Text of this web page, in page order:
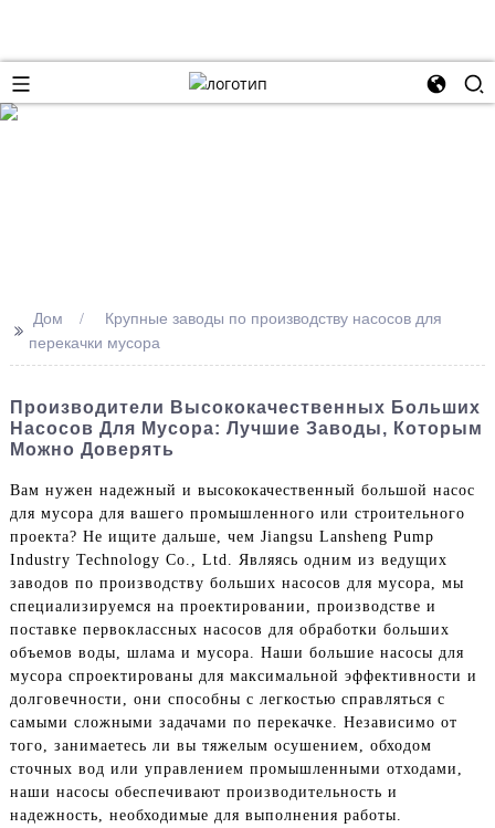
>> Дом
Крупные заводы по производству насосов для
перекачки мусора
Производители Высококачественных Больших
Насосов Для Мусора: Лучшие Заводы, Которым
Можно Доверять
Вам нужен надежный и высококачественный большой насос
для мусора для вашего промышленного или строительного
проекта? Не ищите дальше, чем Jiangsu Lansheng Pump
Industry Technology Co., Ltd. Являясь одним из ведущих
заводов по производству больших насосов для мусора, мы
специализируемся на проектировании, производстве и
поставке первоклассных насосов для обработки больших
объемов воды, шлама и мусора. Наши большие насосы для
мусора спроектированы для максимальной эффективности и
долговечности, они способны с легкостью справляться с
самыми сложными задачами по перекачке. Независимо от
того, занимаетесь ли вы тяжелым осушением, обходом
сточных вод или управлением промышленными отходами,
наши насосы обеспечивают производительность и
надежность, необходимые для выполнения работы.